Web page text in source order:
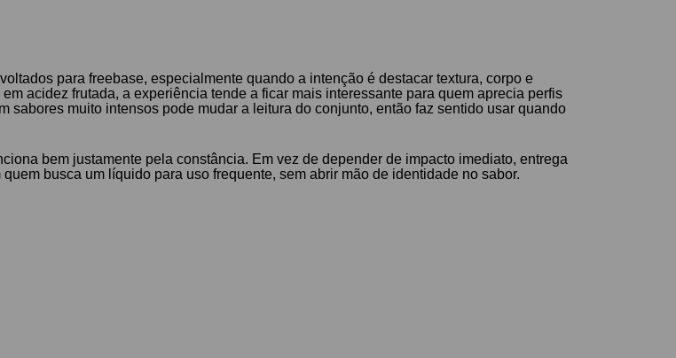
para freebase, especialmente quando a intenção é destacar textura, corpo e
acidez frutada, a experiência tende a ficar mais interessante para quem aprecia perfis
sabores muito intensos pode mudar a leitura do conjunto, então faz sentido usar quando
bem justamente pela constância. Em vez de depender de impacto imediato, entrega
busca um líquido para uso frequente, sem abrir mão de identidade no sabor.